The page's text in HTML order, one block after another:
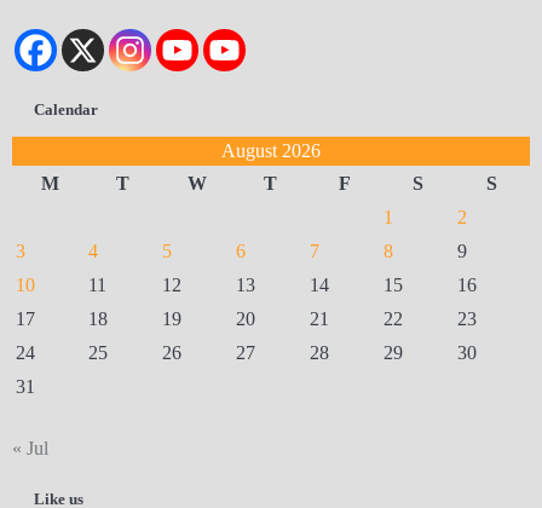
Calendar
August 2026
M
T W T F S
S
1
2
3
4 5 6 7 8
9
10
11 12 13 14 15
16
17
18 19 20 21 22
23
24
25 26 27 28 29
30
31
« Jul
Like us